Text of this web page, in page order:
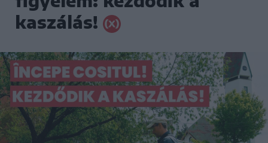
kaszálás!